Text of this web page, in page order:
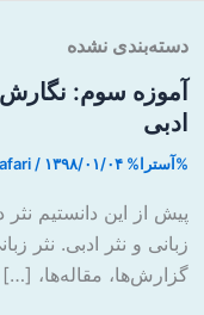
دسته‌بندی نشده
ادبی
%آسترا% / ۱۳۹۸/۰۱/۰۴
پیش از این دانستیم
زبانی و نثر ادبی. نثر
گزارش‌ها، مقاله‌ها، […]